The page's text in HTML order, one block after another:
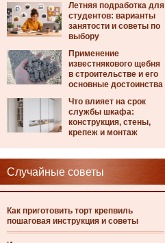
Летняя подработка для
студентов: варианты
занятости и советы по
выбору
Применение
известнякового щебня
в строительстве и его
основные достоинства
Что влияет на срок
службы шкафа:
конструкция, стены,
крепеж и монтаж
Случайные советы
Как приготовить торт крепвиль
пошаговая инструкция и советы